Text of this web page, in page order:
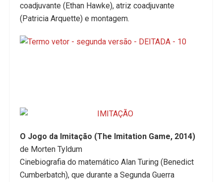
coadjuvante (Ethan Hawke), atriz coadjuvante
(Patricia Arquette) e montagem.
O Jogo da Imitação (The Imitation Game, 2014)
de Morten Tyldum
Cinebiografia do matemático Alan Turing (Benedict
Cumberbatch), que durante a Segunda Guerra